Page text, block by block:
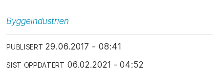
Byggeindustrien
PUBLISERT 29.06.2017 - 08:41
SIST OPPDATERT 06.02.2021 - 04:52